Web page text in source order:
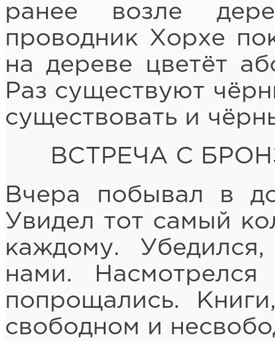
ранее возле
проводник Хорхе
на дереве цветёт
Раз существуют
существовать и
ВСТРЕЧА С
Вчера побывал в
Увидел тот самый
каждому.
нами.
попрощались.
свободном и